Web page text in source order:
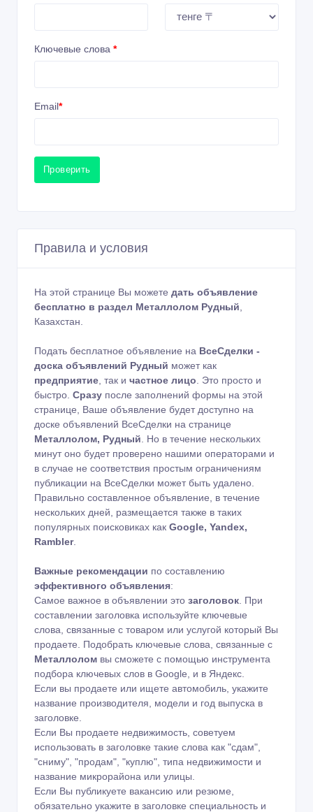
Ключевые слова *
Email*
Проверить
Правила и условия
На этой странице Вы можете дать объявление
бесплатно в раздел Металлолом Рудный
Казахстан.
Подать бесплатное объявление на ВсеСделки -
доска объявлений Рудный может как
предприятие , так и частное лицо . Это просто и
быстро. Сразу после заполнений формы на этой
странице, Ваше объявление будет доступно на
доске объявлений ВсеСделки на странице
Металлолом, Рудный . Но в течение нескольких
минут оно будет проверено нашими операторами и
в случае не соответствия простым ограничениям
публикации на ВсеСделки может быть удалено.
Правильно составленное объявление, в течение
нескольких дней, размещается также в таких
популярных поисковиках как Google, Yandex,
Rambler.
Важные рекомендации по составлению
эффективного объявления:
Самое важное в объявлении это заголовок . При
составлении заголовка используйте ключевые
слова, связанные с товаром или услугой который Вы
продаете. Подобрать ключевые слова, связанные с
Металлолом вы сможете с помощью инструмента
подбора ключевых слов в Google
и в Яндекс
Если вы продаете или ищете автомобиль, укажите
название производителя, модели и год выпуска в
заголовке.
Если Вы продаете недвижимость, советуем
использовать в заголовке такие слова как "сдам",
"сниму", "продам", "куплю", типа недвижимости и
название микрорайона или улицы.
Если Вы публикуете вакансию или резюме,
обязательно укажите в заголовке специальность и